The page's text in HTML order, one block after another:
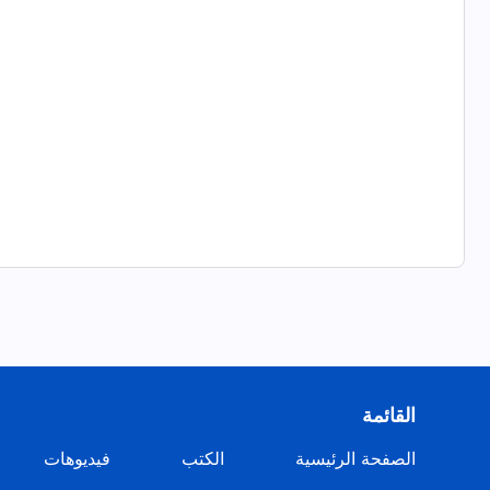
القائمة
الصفحة الرئيسية الكتب فيديوهات